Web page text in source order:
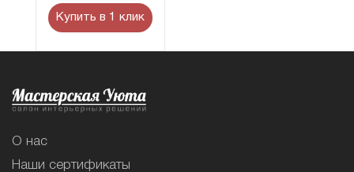
Купить в 1 клик
О нас
Наши сертификаты